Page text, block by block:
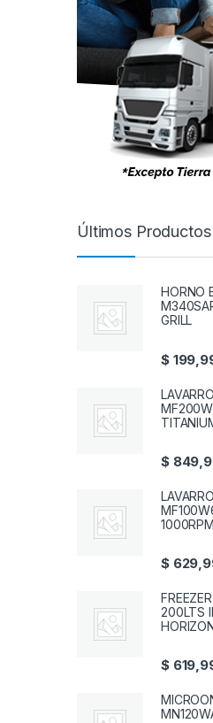
Últimos Productos
HORNO
GRILL
$
$
$
200LTS
$